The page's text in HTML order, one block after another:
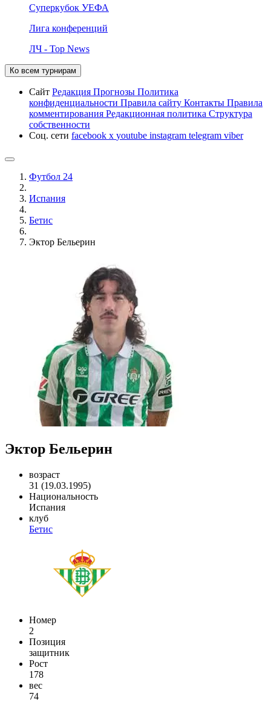
Суперкубок УЕФА
Лига конференций
ЛЧ - Top News
Ко всем турнирам
Сайт Редакция Прогнозы Политика
конфиденциальности Правила сайту Контакты Правила
комментирования Редакционная политика Структура
собственности
Соц. сети facebook x youtube instagram telegram viber
Футбол 24
Испания
Бетис
Эктор Бельерин
Эктор Бельерин
возраст
31 (19.03.1995)
Национальность
Испания
клуб
Бетис
Номер
2
Позиция
защитник
Рост
178
вес
74